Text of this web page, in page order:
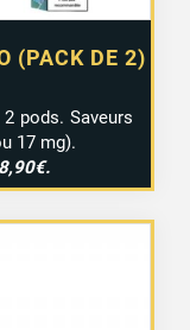
(PACK DE 2)
pods. Saveurs
17 mg).